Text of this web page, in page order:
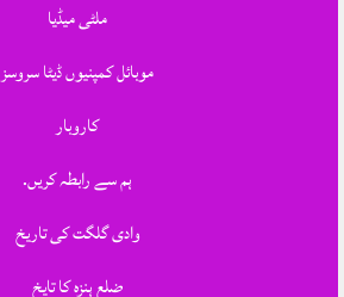
ملٹی میڈیا
موبائل کمپنیوں ڈیٹا سروسز
کاروبار
ہم سے رابطہ کریں.
وادی گلگت کی تاریخ
ضلع ہنزہ کا تایخ